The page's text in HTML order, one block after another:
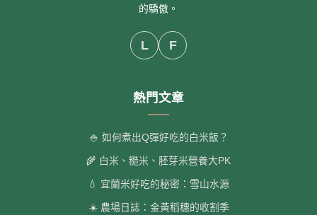
的驕傲。
L F
熱門文章
🍚 如何煮出Q彈好吃的白米飯？
🌾 白米、糙米、胚芽米營養大PK
💧 宜蘭米好吃的秘密：雪山水源
☀️ 農場日誌：金黃稻穗的收割季